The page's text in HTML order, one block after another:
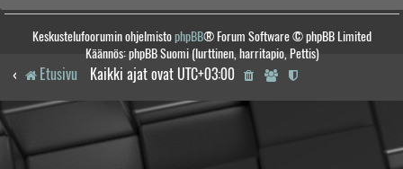
Keskustelufoorumin ohjelmistophpBB® Forum Software © phpBB Limited
Käännös: phpBB Suomi (lurttinen, harritapio, Pettis)
Etusivu Kaikki ajat ovat UTC+03:00